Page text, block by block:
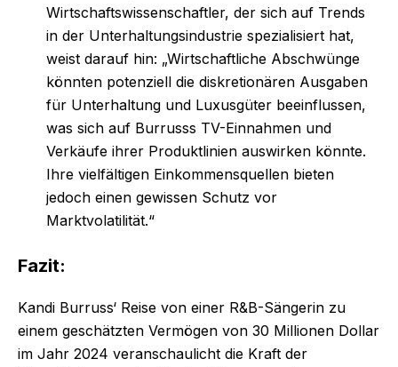
Wirtschaftswissenschaftler, der sich auf Trends
in der Unterhaltungsindustrie spezialisiert hat,
weist darauf hin: „Wirtschaftliche Abschwünge
könnten potenziell die diskretionären Ausgaben
für Unterhaltung und Luxusgüter beeinflussen,
was sich auf Burrusss TV-Einnahmen und
Verkäufe ihrer Produktlinien auswirken könnte.
Ihre vielfältigen Einkommensquellen bieten
jedoch einen gewissen Schutz vor
Marktvolatilität.“
Fazit:
Kandi Burruss‘ Reise von einer R&B-Sängerin zu
einem geschätzten Vermögen von 30 Millionen Dollar
im Jahr 2024 veranschaulicht die Kraft der